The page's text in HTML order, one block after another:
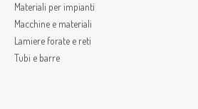
Materiali per impianti
Macchine e materiali
Lamiere forate e reti
Tubi e barre